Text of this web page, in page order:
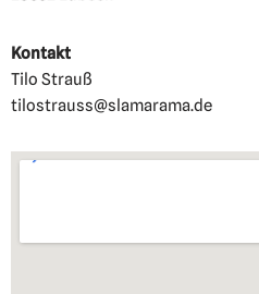
Kontakt
Tilo Strauß
tilostrauss@slamarama.de